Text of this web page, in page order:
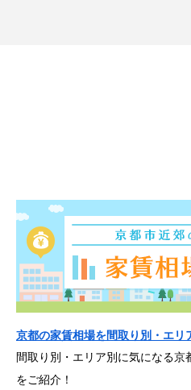
京都の家賃相場を間取り別・エリ
間取り別・エリア別に気になる京
をご紹介！